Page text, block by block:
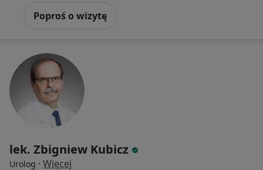
Poproś o wizytę
lek. Zbigniew Kubicz
Urolog · Więcej